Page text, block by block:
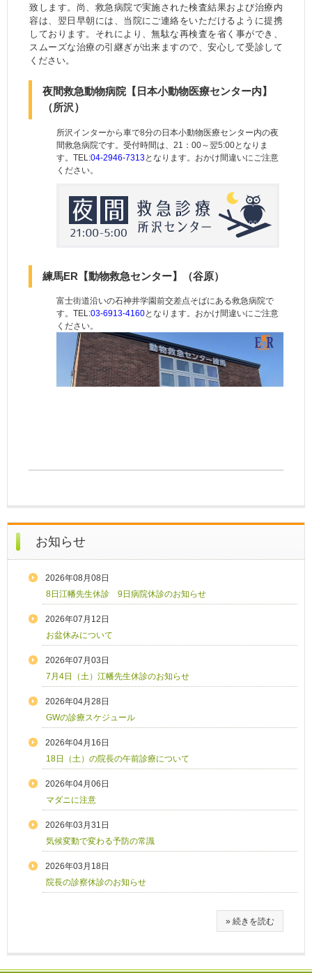
致します。尚、救急病院で実施された検査結果および治療内
容は、翌日早朝には、当院にご連絡をいただけるように提携
しております。それにより、無駄な再検査を省く事ができ、
スムーズな治療の引継ぎが出来ますので、安心して受診して
ください。
夜間救急動物病院【日本小動物医療センター内】
（所沢）
所沢インターから車で8分の日本小動物医療センター内の夜
間救急病院です。受付時間は、21：00～翌5:00となりま
す。TEL:04-2946-7313となります。おかけ間違いにご注意
ください。
練馬ER【動物救急センター】 （谷原）
富士街道沿いの石神井学園前交差点そばにある救急病院で
す。TEL:03-6913-4160となります。おかけ間違いにご注意
ください。
お知らせ
2026年08月08日
8日江幡先生休診 9日病院休診のお知らせ
2026年07月12日
お盆休みについて
2026年07月03日
7月4日（土）江幡先生休診のお知らせ
2026年04月28日
GWの診療スケジュール
2026年04月16日
18日（土）の院長の午前診療について
2026年04月06日
マダニに注意
2026年03月31日
気候変動で変わる予防の常識
2026年03月18日
院長の診察休診のお知らせ
» 続きを読む